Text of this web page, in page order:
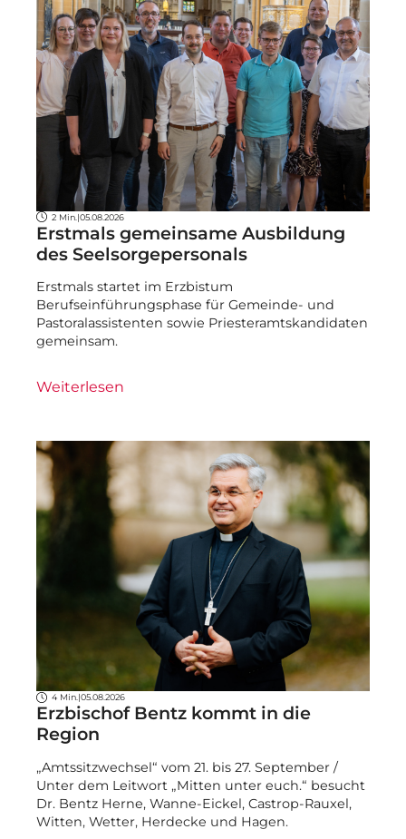
2 Min. |05.08.2026
Erstmals gemeinsame Ausbildung
des Seelsorgepersonals
Erstmals startet im Erzbistum
Berufseinführungsphase für Gemeinde- und
Pastoralassistenten sowie Priesteramtskandidaten
gemeinsam.
Weiterlesen
4 Min.| 05.08.2026
Erzbischof Bentz kommt in die
Region
„Amtssitzwechsel“ vom 21. bis 27. September /
Unter dem Leitwort „Mitten unter euch.“ besucht
Dr. Bentz Herne, Wanne-Eickel, Castrop-Rauxel,
Witten, Wetter, Herdecke und Hagen.